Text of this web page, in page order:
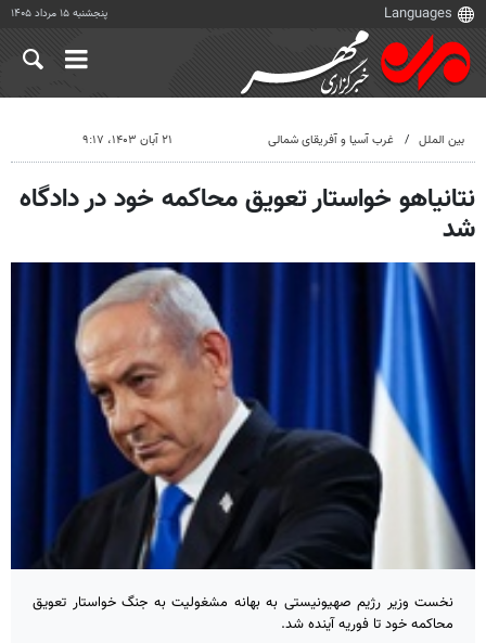
پنجشنبه ۱۵ مرداد ۱۴۰۵
بین الملل غرب آسیا و آفریقای شمالی ۲۱ آبان ۱۴۰۳، ۹:۱۷
نتانیاهو خواستار تعویق محاکمه خود در دادگاه
شد
نخست وزیر رژیم صهیونیستی به بهانه مشغولیت به جنگ خواستار تعویق
محاکمه خود تا فوریه آینده شد.